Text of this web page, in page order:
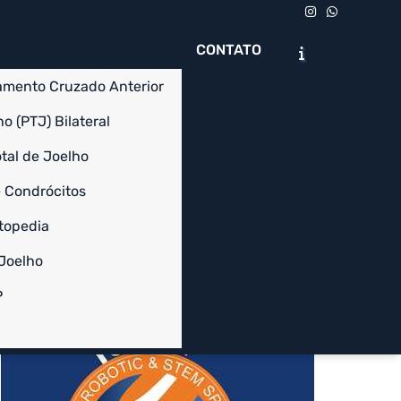
Cruzado Anterior
(PTJ) Bilateral
de Joelho
Condrócitos
CONTATO
Solicite um Orçamento